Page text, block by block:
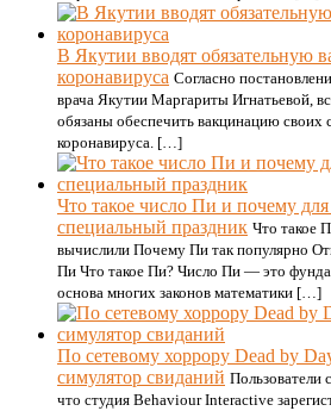
В Якутии вводят обязательную
коронавируса Согласно
врача Якутии Маргариты Игнатьевой,
обязаны обеспечить вакцинацию своих
коронавируса. […]
Что такое число Пи и почему для
специальный праздник Что такое
вычислили Почему Пи так популярно
Пи Что такое Пи? Число Пи — это
основа многих законов математики […]
По сетевому хоррору Dead by
симулятор свиданий Пользователи
что студия Behaviour Interactive